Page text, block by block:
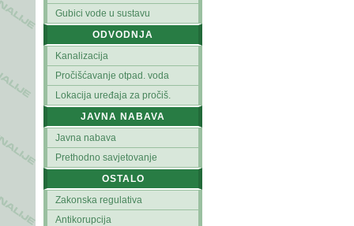
Gubici vode u sustavu
ODVODNJA
Kanalizacija
Pročišćavanje otpad. voda
Lokacija uređaja za pročiš.
JAVNA NABAVA
Javna nabava
Prethodno savjetovanje
OSTALO
Zakonska regulativa
Antikorupcija